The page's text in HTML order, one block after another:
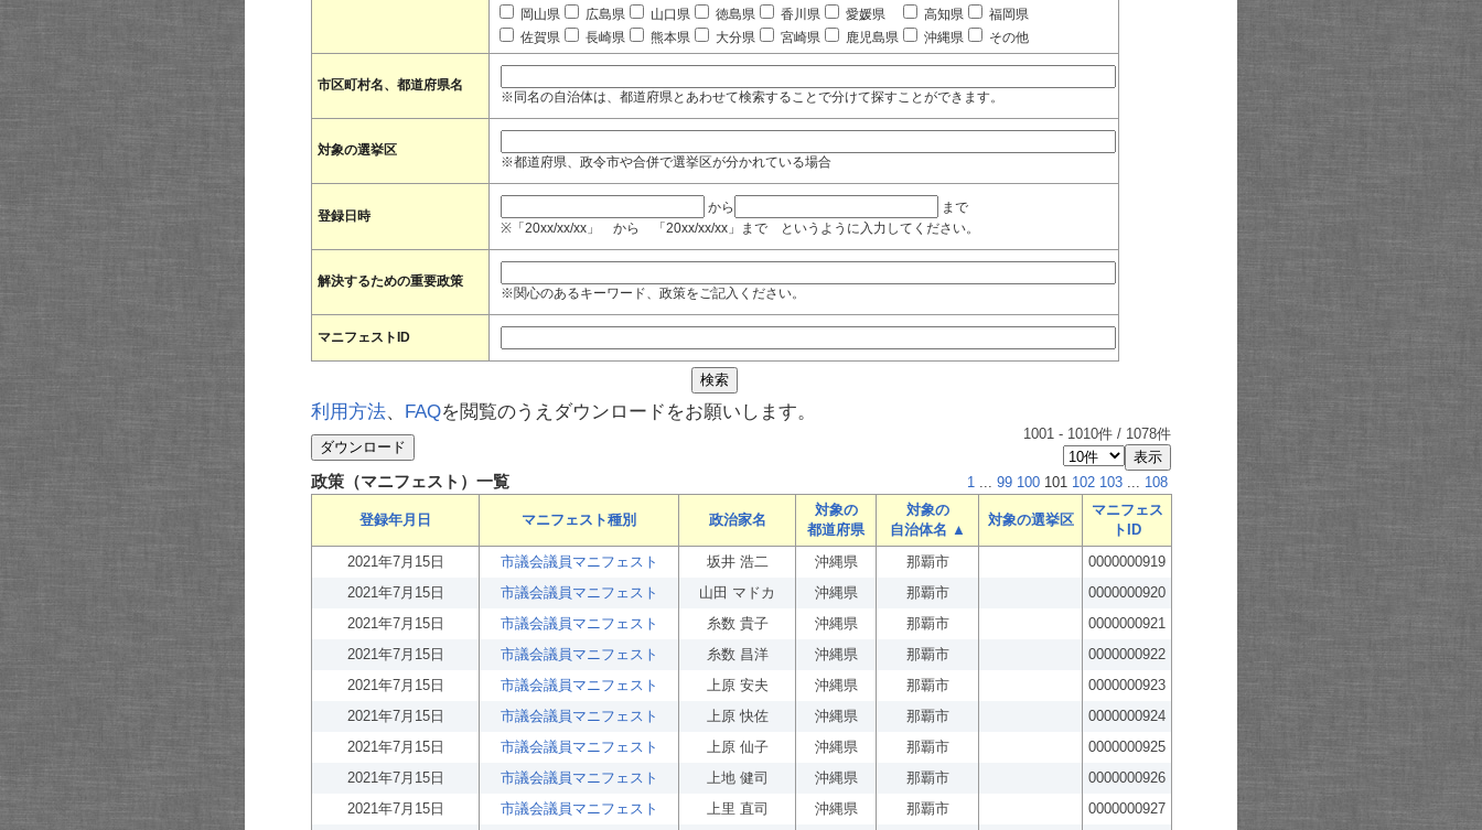
岡山県
広島県 山口県 徳島県 香川県 愛媛県 高知県
福岡県
佐賀県
長崎県 熊本県 大分県 宮崎県 鹿児島県 沖縄県 その他
市区町村名、都道府県名
※同名の自治体は、都道府県とあわせて検索することで分けて探すことができます。
対象の選挙区
※都道府県、政令市や合併で選挙区が分かれている場合
登録日時
から
まで
※「20xx/xx/xx」 から 「20xx/xx/xx」まで というように入力してください。
解決するための重要政策
※関心のあるキーワード、政策をご記入ください。
マニフェストID
利用方法、 FAQを閲覧のうえダウンロードをお願いします。
1001 - 1010件 / 1078件
政策（マニフェスト）一覧 1 ... 99 100 101 102 103 ... 108
登録年月日 マニフェスト種別 政治家名
対象の
都道府県
対象の
自治体名 ▲
対象の選挙区
マニフェス
トID
2021年7月15日
市議会議員マニフェスト 坂井 浩二 沖縄県 那覇市
0000000919
2021年7月15日
市議会議員マニフェスト 山田 マドカ 沖縄県 那覇市
0000000920
2021年7月15日
市議会議員マニフェスト 糸数 貴子 沖縄県 那覇市
0000000921
2021年7月15日
市議会議員マニフェスト 糸数 昌洋 沖縄県 那覇市
0000000922
2021年7月15日
市議会議員マニフェスト 上原 安夫 沖縄県 那覇市
0000000923
2021年7月15日
市議会議員マニフェスト 上原 快佐 沖縄県 那覇市
0000000924
2021年7月15日
市議会議員マニフェスト 上原 仙子 沖縄県 那覇市
0000000925
2021年7月15日
市議会議員マニフェスト 上地 健司 沖縄県 那覇市
0000000926
2021年7月15日
市議会議員マニフェスト 上里 直司 沖縄県 那覇市
0000000927